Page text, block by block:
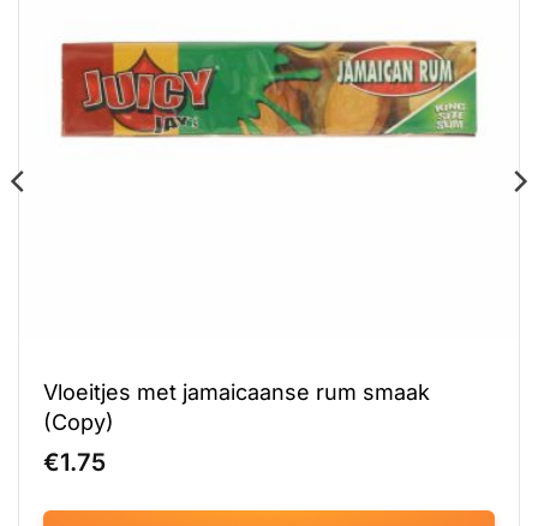
Vloeitjes met jamaicaanse rum smaak
(Copy)
€1.75